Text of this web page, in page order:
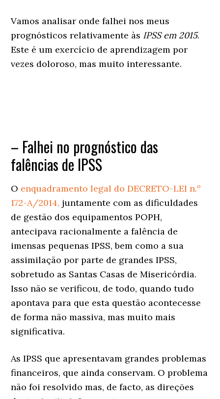
Vamos analisar onde falhei nos meus
prognósticos relativamente às IPSS em 2015.
Este é um exercício de aprendizagem por
vezes doloroso, mas muito interessante.
– Falhei no prognóstico das
falências de IPSS
O enquadramento legal do DECRETO-LEI n.º
172-A/2014, juntamente com as dificuldades
de gestão dos equipamentos POPH,
antecipava racionalmente a falência de
imensas pequenas IPSS, bem como a sua
assimilação por parte de grandes IPSS,
sobretudo as Santas Casas de Misericórdia.
Isso não se verificou, de todo, quando tudo
apontava para que esta questão acontecesse
de forma não massiva, mas muito mais
significativa.
As IPSS que apresentavam grandes problemas
financeiros, que ainda conservam. O problema
não foi resolvido mas, de facto, as direções